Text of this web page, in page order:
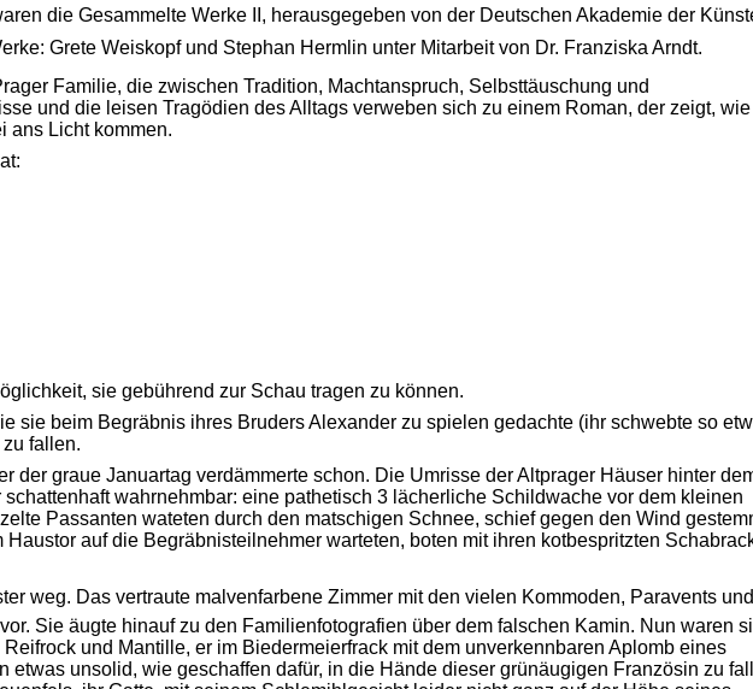
die Gesammelte Werke II, herausgegeben von der Deutschen Akademie der
Grete Weiskopf und Stephan Hermlin unter Mitarbeit von Dr. Franziska Arndt.
Familie, die zwischen Tradition, Machtanspruch, Selbsttäuschung und
und die leisen Tragödien des Alltags verweben sich zu einem Roman, der zeigt, wie
ans Licht kommen.
sie gebührend zur Schau tragen zu können.
sie beim Begräbnis ihres Bruders Alexander zu spielen gedachte (ihr schwebte so
fallen.
graue Januartag verdämmerte schon. Die Umrisse der Altprager Häuser hinter
wahrnehmbar: eine pathetisch 3 lächerliche Schildwache vor dem kleinen
Passanten wateten durch den matschigen Schnee, schief gegen den Wind
auf die Begräbnisteilnehmer warteten, boten mit ihren kotbespritzten
weg. Das vertraute malvenfarbene Zimmer mit den vielen Kommoden, Paravents und
Sie äugte hinauf zu den Familienfotografien über dem falschen Kamin. Nun waren
und Mantille, er im Biedermeierfrack mit dem unverkennbaren Aplomb eines
unsolid, wie geschaffen dafür, in die Hände dieser grünäugigen Französin zu